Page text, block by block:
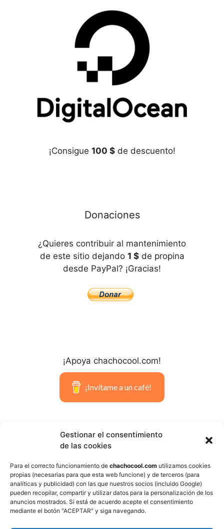
Gestionar el consentimiento
de las cookies
Para el correcto funcionamiento de chachocool.com utilizamos cookies
propias (necesarias para que esta web funcione) y de terceros (para
analíticas y publicidad) con las que nuestros socios (incluido Google)
pueden recopilar, compartir y utilizar datos para la personalización de los
anuncios mostrados. Si está de acuerdo acepte el consentimiento
mediante el botón "ACEPTAR" y siga navegando.
¡Consigue 100 $de descuento!
Donaciones
¿Quieres contribuir al mantenimiento
de este sitio dejando 1 $de propina
desde PayPal? ¡Gracias!
¡Apoya chachocool.com!
¡Invítame a un café!
Please Add coin wallet address in
plugin settings panel